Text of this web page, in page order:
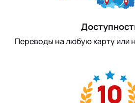
Переводы на любую карту или